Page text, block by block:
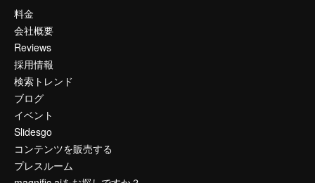
料金
会社概要
Reviews
採用情報
検索トレンド
ブログ
イベント
Slidesgo
コンテンツを販売する
プレスルーム